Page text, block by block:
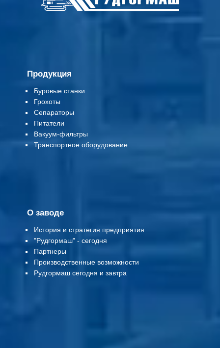
Продукция
Буровые станки
Грохоты
Сепараторы
Питатели
Вакуум-фильтры
Транспортное оборудование
О заводе
История и стратегия предприятия
"Рудгормаш" - сегодня
Партнеры
Производственные возможности
Рудгормаш сегодня и завтра